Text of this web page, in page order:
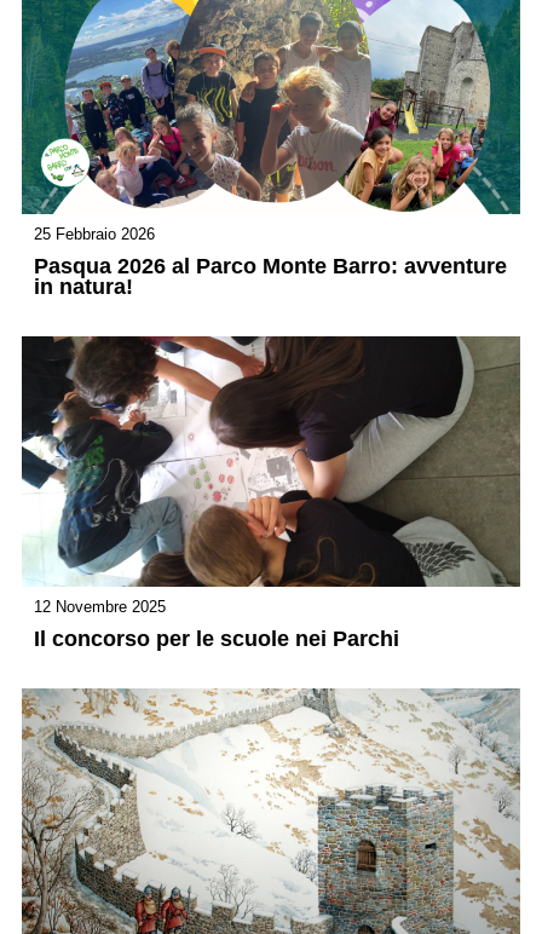
25 Febbraio 2026
Pasqua 2026 al Parco Monte Barro: avventure
in natura!
12 Novembre 2025
Il concorso per le scuole nei Parchi